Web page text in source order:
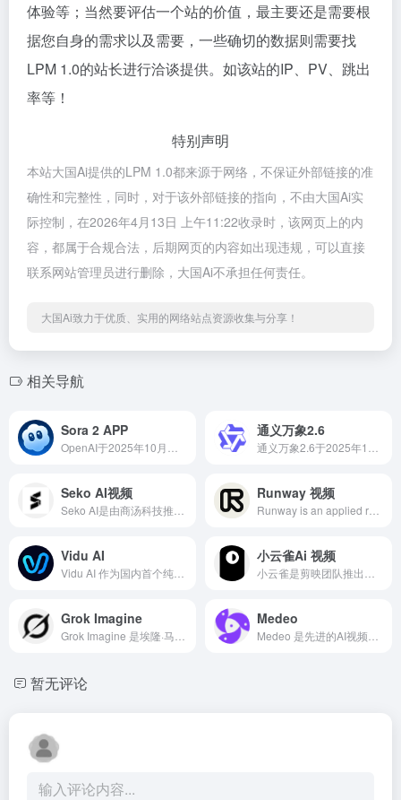
体验等；当然要评估一个站的价值，最主要还是需要根
据您自身的需求以及需要，一些确切的数据则需要找
LPM 1.0的站长进行洽谈提供。如该站的IP、PV、跳出
率等！
特别声明
本站大国Ai提供的LPM 1.0都来源于网络，不保证外部链接的准
确性和完整性，同时，对于该外部链接的指向，不由大国Ai实
际控制，在2026年4月13日 上午11:22收录时，该网页上的内
容，都属于合规合法，后期网页的内容如出现违规，可以直接
联系网站管理员进行删除，大国Ai不承担任何责任。
大国Ai致力于优质、实用的网络站点资源收集与分享！
相关导航
Sora 2 APP 通义万象2.6
Seko AI视频 Runway 视频
Vidu AI 小云雀Ai 视频
Grok Imagine Medeo
暂无评论